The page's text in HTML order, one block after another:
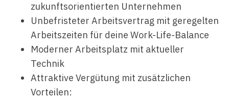
zukunftsorientierten Unternehmen
Unbefristeter Arbeitsvertrag mit geregelten
Arbeitszeiten für deine Work-Life-Balance
Moderner Arbeitsplatz mit aktueller
Technik
Attraktive Vergütung mit zusätzlichen
Vorteilen: